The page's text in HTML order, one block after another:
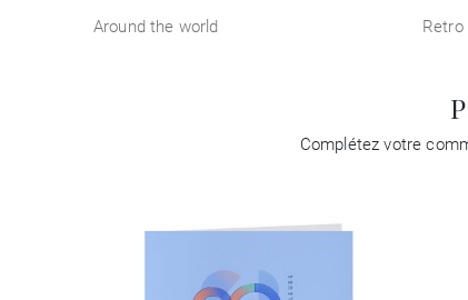
Around the world Retro
Complétez votre